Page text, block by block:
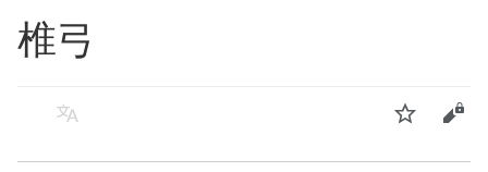
椎弓
言語 ウォッチソ